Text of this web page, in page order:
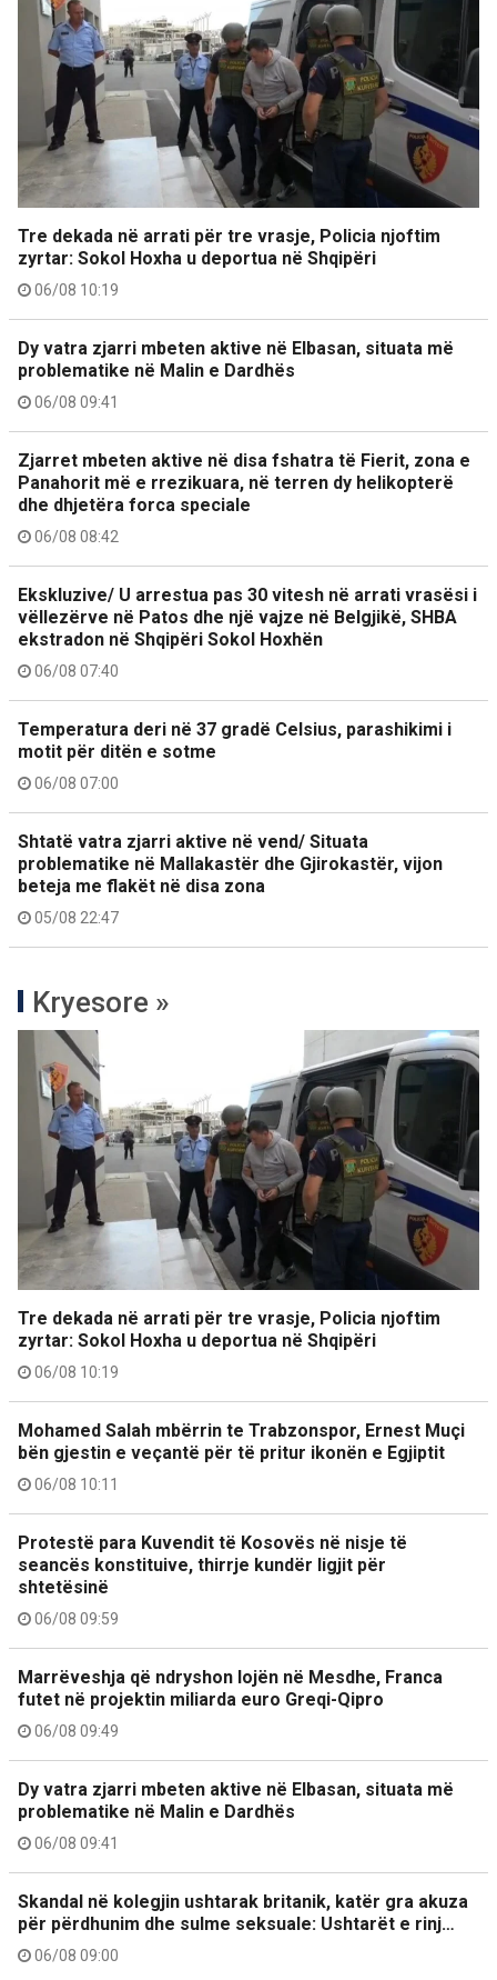
Tre dekada në arrati për tre vrasje, Policia njoftim
zyrtar: Sokol Hoxha u deportua në Shqipëri
06/08 10:19
Dy vatra zjarri mbeten aktive në Elbasan, situata më
problematike në Malin e Dardhës
06/08 09:41
Zjarret mbeten aktive në disa fshatra të Fierit, zona e
Panahorit më e rrezikuara, në terren dy helikopterë
dhe dhjetëra forca speciale
06/08 08:42
Ekskluzive/ U arrestua pas 30 vitesh në arrati vrasësi i
vëllezërve në Patos dhe një vajze në Belgjikë, SHBA
ekstradon në Shqipëri Sokol Hoxhën
06/08 07:40
Temperatura deri në 37 gradë Celsius, parashikimi i
motit për ditën e sotme
06/08 07:00
Shtatë vatra zjarri aktive në vend/ Situata
problematike në Mallakastër dhe Gjirokastër, vijon
beteja me flakët në disa zona
05/08 22:47
Kryesore »
Tre dekada në arrati për tre vrasje, Policia njoftim
zyrtar: Sokol Hoxha u deportua në Shqipëri
06/08 10:19
Mohamed Salah mbërrin te Trabzonspor, Ernest Muçi
bën gjestin e veçantë për të pritur ikonën e Egjiptit
06/08 10:11
Protestë para Kuvendit të Kosovës në nisje të
seancës konstituive, thirrje kundër ligjit për
shtetësinë
06/08 09:59
Marrëveshja që ndryshon lojën në Mesdhe, Franca
futet në projektin miliarda euro Greqi-Qipro
06/08 09:49
Dy vatra zjarri mbeten aktive në Elbasan, situata më
problematike në Malin e Dardhës
06/08 09:41
Skandal në kolegjin ushtarak britanik, katër gra akuza
për përdhunim dhe sulme seksuale: Ushtarët e rinj…
06/08 09:00